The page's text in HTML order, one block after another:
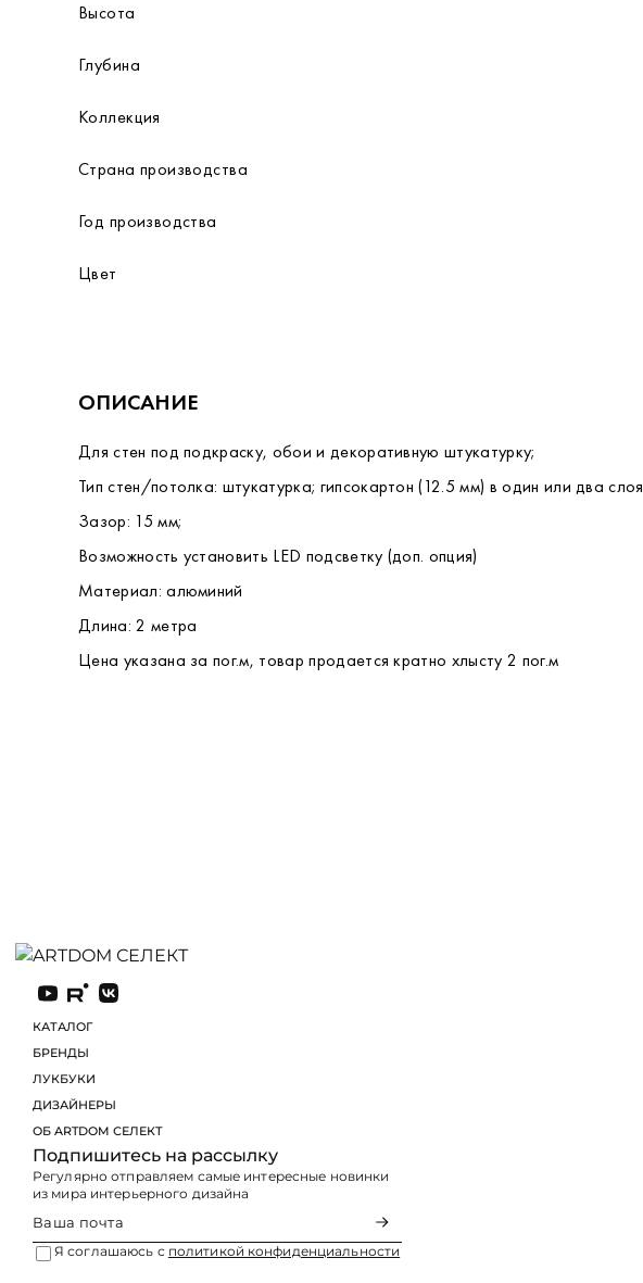
Высота
Глубина
Коллекция
Страна производства
Год производства
Цвет
ОПИСАНИЕ
Для стен под подкраску, обои и декоративную штукатурку;
Тип стен/потолка: штукатурка; гипсокартон (12.5 мм) в один или два слоя
Зазор: 15 мм;
Возможность установить LED подсветку (доп. опция)
Материал: алюминий
Длина: 2 метра
Цена указана за пог.м, товар продается кратно хлысту 2 пог.м
КАТАЛОГ
БРЕНДЫ
ЛУКБУКИ
Подпишитесь на рассылку
Регулярно отправляем самые интересные новинки
Я соглашаюсь сполитикой конфиденциальности